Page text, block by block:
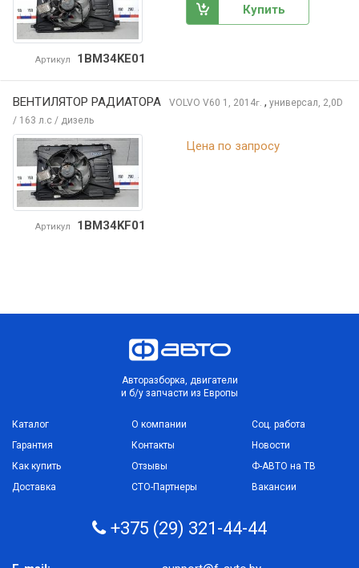
Артикул 1BM34KE01
Купить
ВЕНТИЛЯТОР РАДИАТОРА VOLVO V60 1, 2014г. , универсал, 2,0D
/ 163 л.с / дизель
Артикул 1BM34KF01
Цена по запросу
Авторазборка, двигатели
и б/у запчасти из Европы
Каталог
Гарантия
Как купить
Доставка
О компании
Контакты
Отзывы
СТО-Партнеры
Соц. работа
Новости
Ф-АВТО на ТВ
Вакансии
+375 (29) 321-44-44